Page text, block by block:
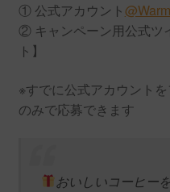
① 公式アカウント
② キャンペーン用公式ツ
ト】
※すでに公式アカウント
のみで応募できます
おいしいコーヒー